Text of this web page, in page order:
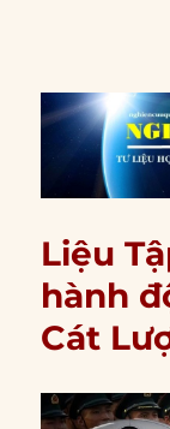
Liệu
hành
Cát